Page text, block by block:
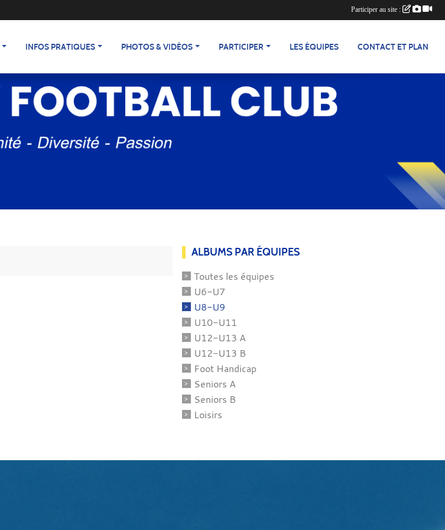
INFOS PRATIQUES PHOTOS & VIDÉOS PARTICIPER LES ÉQUIPES CONTACT ET PLAN
ALBUMS PAR ÉQUIPES
Toutes les équipes
U6-U7
U8-U9
U10-U11
U12-U13 A
U12-U13 B
Foot Handicap
Seniors A
Seniors B
Loisirs
Participer au site :